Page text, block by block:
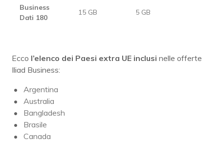
Business
Dati 180
15 GB 5 GB
Ecco l’elenco dei Paesi extra UE inclusi nelle offerte
Iliad Business:
Argentina
Australia
Bangladesh
Brasile
Canada